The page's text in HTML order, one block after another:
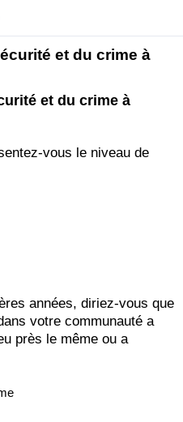
et du crime à
et du crime à
vous le niveau de
années, diriez-vous que
votre communauté a
près le même ou a
(Actuel)
par Pays